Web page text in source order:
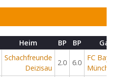
Heim BP BP
Schachfreunde
Deizisau
2.0 6.0
FC